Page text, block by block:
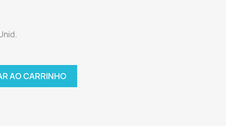
AO CARRINHO